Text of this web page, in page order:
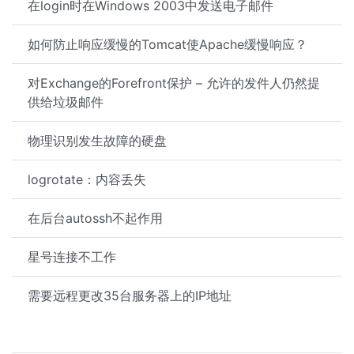
在login时在Windows 2003中发送电子邮件
如何防止响应缓慢的Tomcat使Apache缓慢响应？
对Exchange的Forefront保护 – 允许的发件人仍然提
供给垃圾邮件
物理识别发生故障的硬盘
logrotate：内容丢失
在后台autossh不起作用
星号连接不工作
需要远程更改35台服务器上的IP地址